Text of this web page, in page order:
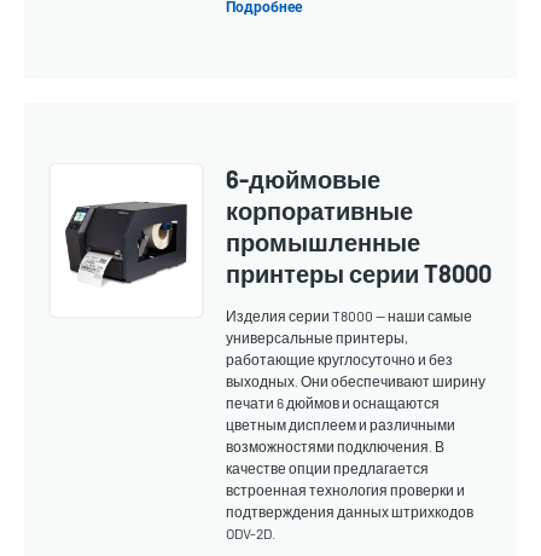
Подробнее
6-дюймовые
корпоративные
промышленные
принтеры серии T8000
Изделия серии T8000 — наши самые
универсальные принтеры,
работающие круглосуточно и без
выходных. Они обеспечивают ширину
печати 6 дюймов и оснащаются
цветным дисплеем и различными
возможностями подключения. В
качестве опции предлагается
встроенная технология проверки и
подтверждения данных штрихкодов
ODV-2D.